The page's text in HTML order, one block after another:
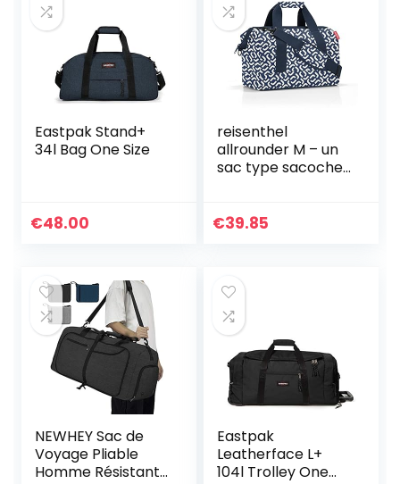
Eastpak Stand+
34l Bag One Size
€48.00
reisenthel
allrounder M – un
sac type sacoche
à arceaux,
intérieurs, 2
poignées, en bleu
marine signature
€39.85
NEWHEY Sac de
Voyage Pliable
Homme Résistant
Eastpak
Leatherface L+
104l Trolley One